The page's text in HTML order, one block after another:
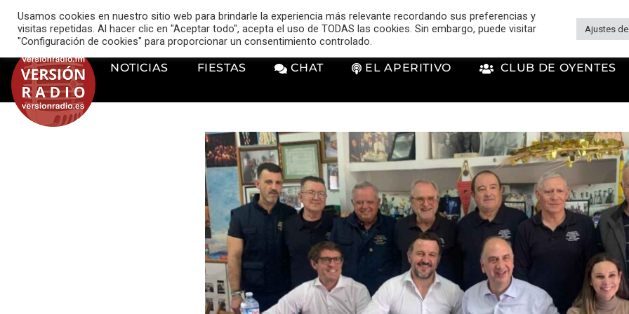
music_note VERSIÓN RADIO
NOTICIAS FIESTAS CHAT EL APERITIVO CLUB DE OYENTES
Usamos cookies en nuestro sitio web para brindarle la experiencia más relevante recordando sus preferencias y
visitas repetidas. Al hacer clic en "Aceptar todo", acepta el uso de TODAS las cookies. Sin embargo, puede visitar
"Configuración de cookies" para proporcionar un consentimiento controlado.
Ajustes